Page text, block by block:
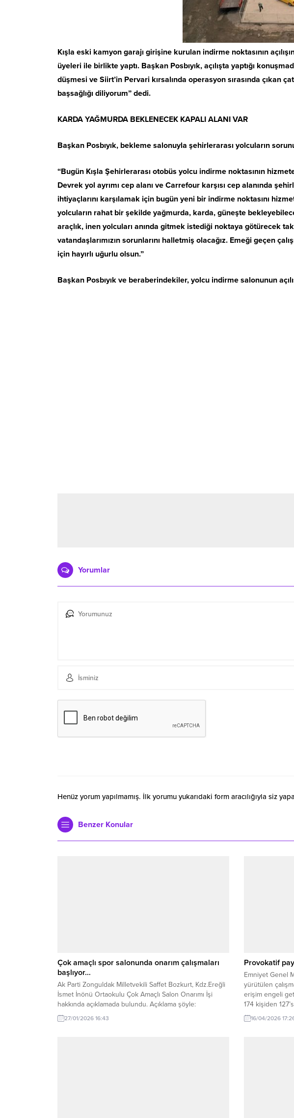
Kışla eski kamyon garajı girişine kurulan indirme noktasının
üyeleri ile birlikte yaptı. Başkan Posbıyık, açılışta yaptığı
düşmesi ve Siirt’in Pervari kırsalında operasyon sırasında
başsağlığı diliyorum” dedi.
KARDA YAĞMURDA BEKLENECEK KAPALI ALANI VAR
Başkan Posbıyık, bekleme salonuyla şehirlerarası yolcuların
“Bugün Kışla Şehirlerarası otobüs yolcu indirme noktasının
Devrek yol ayrımı cep alanı ve Carrefour karşısı cep alanında
ihtiyaçlarını karşılamak için bugün yeni bir indirme noktasını
yolcuların rahat bir şekilde yağmurda, karda, güneşte
araçlık, inen yolcuları anında gitmek istediği noktaya götürecek
vatandaşlarımızın sorunlarını halletmiş olacağız. Emeği geçen
için hayırlı uğurlu olsun.”
Başkan Posbıyık ve beraberindekiler, yolcu indirme salonunun
Yorumlar
Henüz yorum yapılmamış. İlk yorumu yukarıdaki form aracılığıyla siz
Benzer Konular
Çok amaçlı spor salonunda onarım çalışmaları
başlıyor…
Ak Parti Zonguldak Milletvekili Saffet Bozkurt, Kdz.Ereğli
İsmet İnönü Ortaokulu Çok Amaçlı Salon Onarımı İşi
hakkında açıklamada bulundu. Açıklama şöyle:
“Kdz.Ereğli İsmet İnönü Ortaokulu Çok Amaçlı Salon
Onarımı İşi, Güçlendirme çalışmaları tamamlanan ve
27/01/2026 16:43
Provokatif
Emniyet Genel
yürütülen
erişim engeli
174 kişiden
ardından
16/04/2026